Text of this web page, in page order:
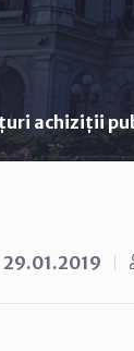
achiziții
29.01.2019